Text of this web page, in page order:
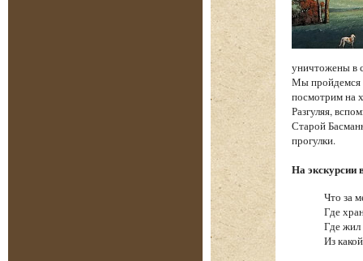
уничтожены в
Мы пройдемся
посмотрим на
Разгуляя,
Старой
прогулки.
На экскурсии
Что за
Где
Где жил
Из